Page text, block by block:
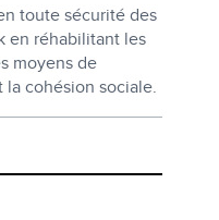
toute sécurité des
en réhabilitant les
moyens de
cohésion sociale.